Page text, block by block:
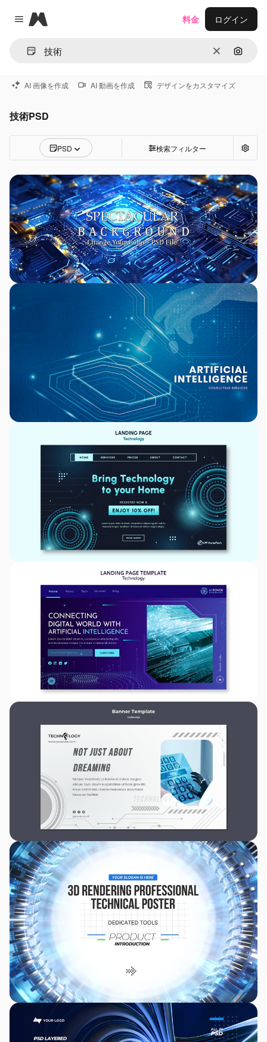
Close menu
Magnific
消去 画像で
料金 ログイン
AI 画像を作成 AI 動画を作成 デザインをカスタマイズ
技術PSD
PSD 検索フィルター